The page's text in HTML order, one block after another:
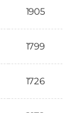
1905
1799
1726